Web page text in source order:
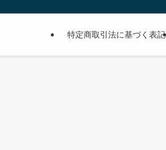
特定商取引法に基づく表記